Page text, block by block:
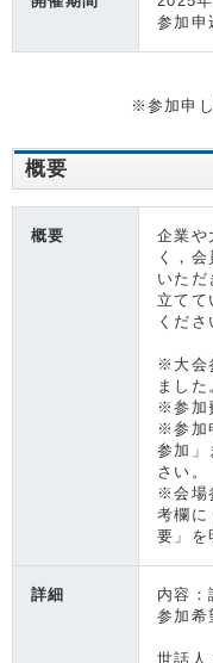
参加申
※参加申
概要
概要
企業や
く，
いただ
立てて
くださ
※大会
ました
※参加
※参加
参加」
さい。
※会場
考欄に
要」を
詳細
内容：
参加希
世話